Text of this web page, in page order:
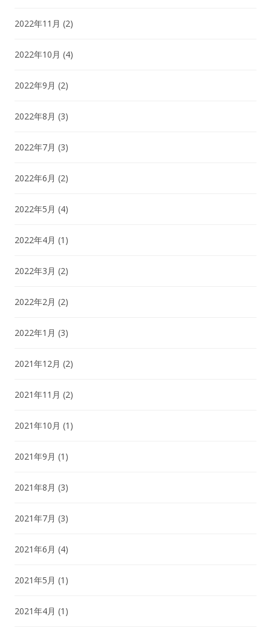
2022年11月 (2)
2022年10月 (4)
2022年9月 (2)
2022年8月 (3)
2022年7月 (3)
2022年6月 (2)
2022年5月 (4)
2022年4月 (1)
2022年3月 (2)
2022年2月 (2)
2022年1月 (3)
2021年12月 (2)
2021年11月 (2)
2021年10月 (1)
2021年9月 (1)
2021年8月 (3)
2021年7月 (3)
2021年6月 (4)
2021年5月 (1)
2021年4月 (1)